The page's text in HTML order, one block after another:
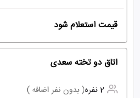
قیمت استعلام شود
اتاق دو تخته سعدی
2 نفره
( بدون نفر اضافه )